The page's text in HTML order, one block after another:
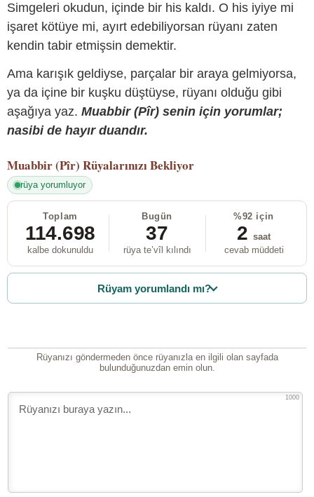
Simgeleri okudun, içinde bir his kaldı. O his iyiye mi
işaret kötüye mi, ayırt edebiliyorsan rüyanı zaten
kendin tabir etmişsin demektir.
Ama karışık geldiyse, parçalar bir araya gelmiyorsa,
ya da içine bir kuşku düştüyse, rüyanı olduğu gibi
aşağıya yaz. Muabbir (Pîr) senin için yorumlar;
nasibi de hayır duandır.
Muabbir (Pîr) Rüyalarınızı Bekliyor
rüya yorumluyor
Toplam
114.698
kalbe dokunuldu
Bugün
37
rüya te’vîl kılındı
%92 için
2 saat
cevab müddeti
Rüyam yorumlandı mı?
Rüyanızı göndermeden önce rüyanızla en ilgili olan sayfada
bulunduğunuzdan emin olun.
1000